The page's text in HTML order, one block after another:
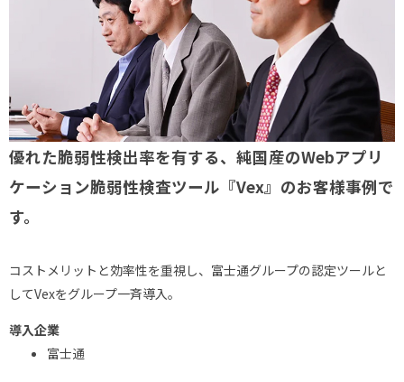
優れた脆弱性検出率を有する、純国産のWebアプリ
ケーション脆弱性検査ツール『Vex』のお客様事例で
す。
コストメリットと効率性を重視し、富士通グループの認定ツールと
してVexをグループ一斉導入。
導入企業
富士通